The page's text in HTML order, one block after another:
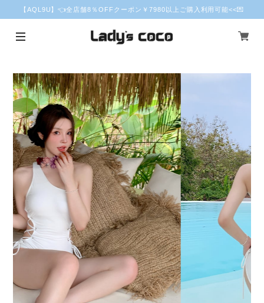
【AQL9U】👈全店舗8％OFFクーポン￥7980以上ご購入利用可能<<💌